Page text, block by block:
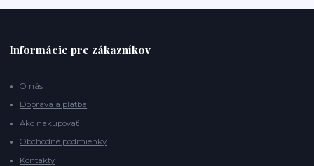
Informácie pre zákazníkov
O nás
Doprava a platba
Ako nakupovať
Obchodné podmienky
Kontakty